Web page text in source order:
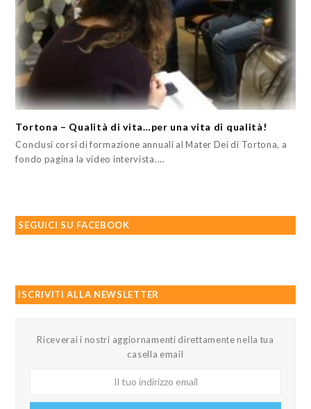
Tortona – Qualità di vita…per una vita di qualità!
Conclusi corsi di formazione annuali al Mater Dei di Tortona, a
fondo pagina la video intervista.…
SEGUICI SU FACEBOOK
ISCRIVITI ALLA NEWSLETTER
Riceverai i nostri aggiornamenti direttamente nella tua
casella email